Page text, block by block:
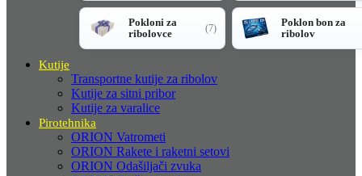
Pokloni za
ribolovce
(7)
Poklon bon za
ribolov
Kutije
Transportne kutije za ribolov
Kutije za sitni pribor
Kutije za varalice
Pirotehnika
ORION Vatrometi
ORION Rakete i raketni setovi
ORION Odašiljači zvuka